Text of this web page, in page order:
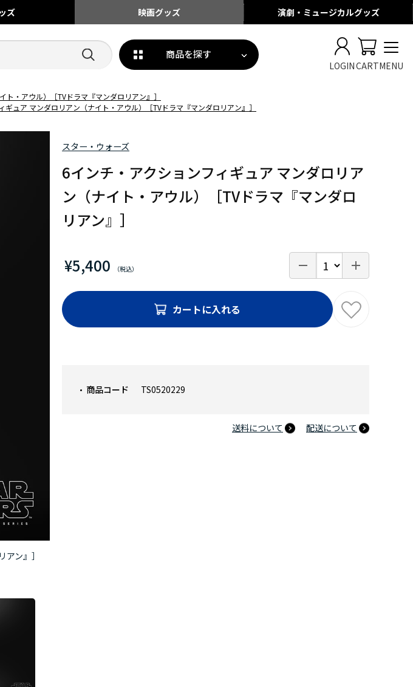
ズ 映画グッズ 演劇・ミュージカルグッズ
商品を探す
LOGINCARTMENU
・アウル）［TVドラマ『マンダロリアン』］
ギュア マンダロリアン（ナイト・アウル）［TVドラマ『マンダロリアン』］
ン』］
スター・ウォーズ
6インチ・アクションフィギュア マンダロリア
ン（ナイト・アウル）［TVドラマ『マンダロ
リアン』］
¥5,400
商品コード TS0520229
送料について 配送について
カートに入れる